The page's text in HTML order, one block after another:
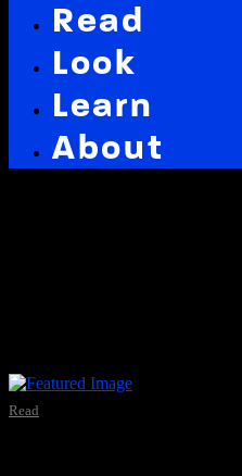
Read
Look
Learn
About
Read